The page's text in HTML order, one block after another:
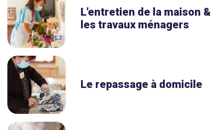
L'entretien de la maison &
les travaux ménagers
Le repassage à domicile